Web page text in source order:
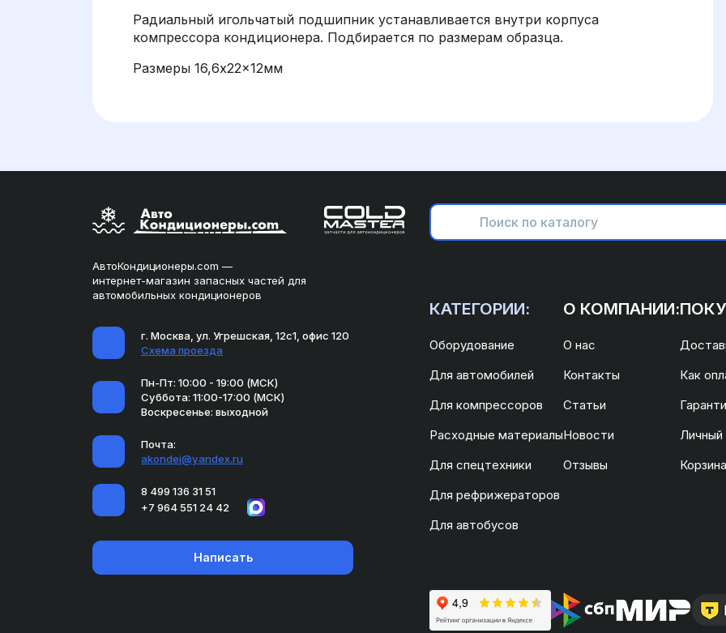
Радиальный игольчатый подшипник устанавливается внутри корпуса
компрессора кондиционера. Подбирается по размерам образца.
Размеры 16,6x22x12мм
АвтоКондиционеры.com —
интернет-магазин запасных частей для
автомобильных кондиционеров
г. Москва, ул. Угрешская, 12с1, офис 120
Схема проезда
Пн-Пт: 10:00 - 19:00 (МСК)
Суббота: 11:00-17:00 (МСК)
Воскресенье: выходной
Почта:
akondei@yandex.ru
8 499 136 31 51
+7 964 551 24 42
Написать
КАТЕГОРИИ:
Оборудование
Для автомобилей
Для компрессоров
Расходные материалы
Для спецтехники
Для рефрижераторов
Для автобусов
О КОМПАНИИ:
О нас
Контакты
Статьи
Новости
Отзывы
Как
Личный
Корзина